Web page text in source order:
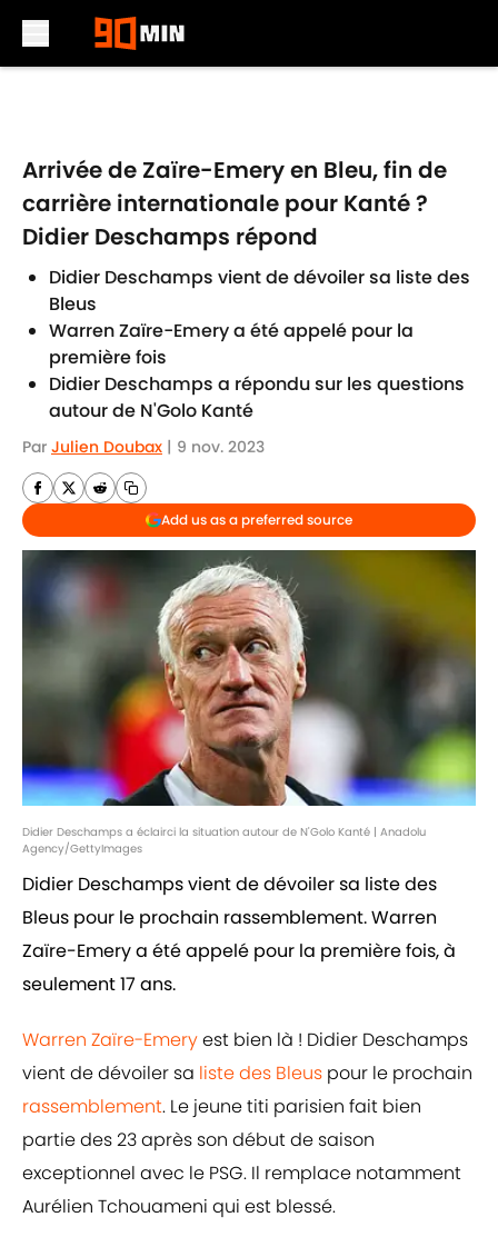
Arrivée de Zaïre-Emery en Bleu, fin de
carrière internationale pour Kanté ?
Didier Deschamps répond
Didier Deschamps vient de dévoiler sa liste des
Bleus
Warren Zaïre-Emery a été appelé pour la
première fois
Didier Deschamps a répondu sur les questions
autour de N'Golo Kanté
Par Julien Doubax | 9 nov. 2023
Add us as a preferred source
Didier Deschamps a éclairci la situation autour de N'Golo Kanté | Anadolu
Agency/GettyImages
Didier Deschamps vient de dévoiler sa liste des
Bleus pour le prochain rassemblement. Warren
Zaïre-Emery a été appelé pour la première fois, à
seulement 17 ans.
Warren Zaïre-Emeryest bien là ! Didier Deschamps
vient de dévoiler sa liste des Bleus pour le prochain
rassemblement. Le jeune titi parisien fait bien
partie des 23 après son début de saison
exceptionnel avec le PSG. Il remplace notamment
Aurélien Tchouameni qui est blessé.